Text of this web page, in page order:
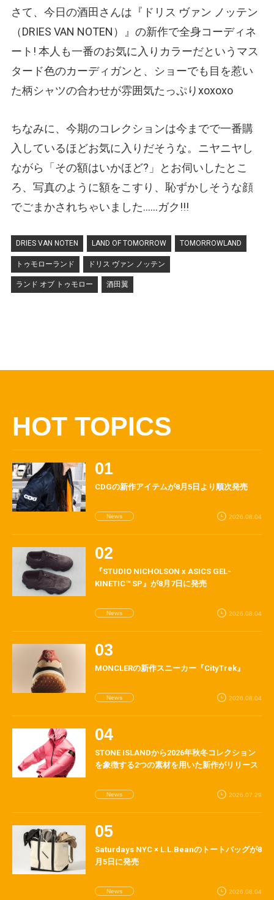
さて、今日の酒田さんは『ドリス ヴァン ノッテン
（DRIES VAN NOTEN）
』の新作で全身コーディネ
ート! 本人も一番のお気に入りカラーだというマス
タード色のカーディガンと、ショーでも目を惹い
た柄シャツの合わせが雰囲気たっぷりxoxoxo
ちなみに、今期のコレクションは今までで一番購
入しているほどお気に入りだそうな。ニヤニヤし
ながら「その額はいかほど?」とお伺いしたとこ
ろ、写真のように額をこすり、恥ずかしそうな顔
でごまかされちゃいました……ガク!!!
DRIES VAN NOTEN LAND OF TOMORROW TOMORROWLAND
トゥモローランド ドリス ヴァン ノッテン
ランド オブ トゥモロー 酒田翼
HOT TOPICS
CDGの新作アイテムが8月5日より順次発売
News 2026.08.04
『STUDIO NICHOLSON x ASICS GEL-
KINETIC™ SP』が8月7日に発売
News 2026.08.04
MONCLERの新作スニーカー『CityTrek』
News 2026.08.04
STONE ISLANDから2026年秋冬コレクション
を象徴する2つの素材を用いた新作がリリース
News 2026.07.29
Saturdays NYC × L.L.Beanのトートバッグが8
月5日に発売
News 2026.08.04